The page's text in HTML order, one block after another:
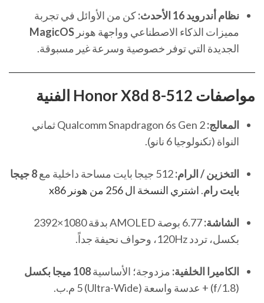
نظام أندرويد 16 الأحدث:
كن من الأوائل في تجربة
مميزات الذكاء الاصطناعي وواجهة هونر MagicOS
الجديدة التي توفر خصوصية وسرعة غير مسبوقة.
مواصفات Honor X8d 8-512 الفنية
المعالج:
Qualcomm Snapdragon 6s Gen 2 ثماني
النواة (تكنولوجيا 6 نانو).
التخزين / الرام:
8 جيجا
بايت رام. اشتري النسخة ال 256 من هونر x86
الشاشة:
6.77 بوصة AMOLED بدقة 1080×2392
بكسل، تردد 120Hz، وحواف نحيفة جداً.
الكاميرا الخلفية: مزدوجة؛ الأساسية108 ميجا بكسل
(f/1.8) + عدسة واسعة (Ultra-Wide) 5 م.ب.